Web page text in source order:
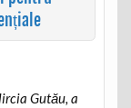
Gutău, a